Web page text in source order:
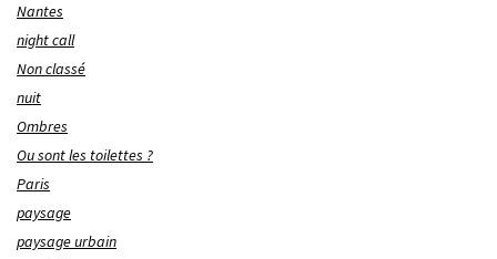
Nantes
night call
Non classé
nuit
Ombres
Ou sont les toilettes ?
Paris
paysage
paysage urbain